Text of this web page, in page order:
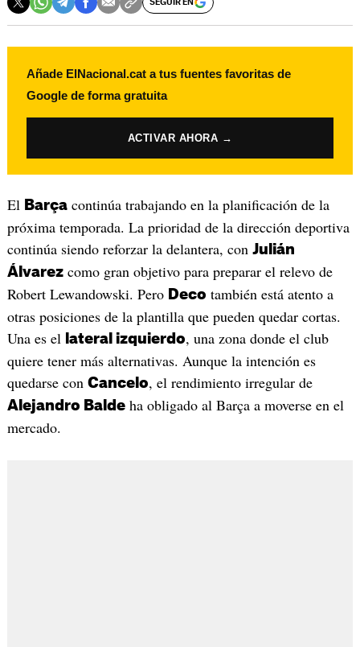
SEGUIR EN
Añade ElNacional.cat a tus fuentes favoritas de
Google de forma gratuita
ACTIVAR AHORA →
El Barçacontinúa trabajando en la planificación de la
próxima temporada. La prioridad de la dirección deportiva
continúa siendo reforzar la delantera, con Julián
Álvarezcomo gran objetivo para preparar el relevo de
Robert Lewandowski. Pero Deco también está atento a
otras posiciones de la plantilla que pueden quedar cortas.
Una es el lateral izquierdo, una zona donde el club
quiere tener más alternativas. Aunque la intención es
quedarse con Cancelo, el rendimiento irregular de
Alejandro Baldeha obligado al Barça a moverse en el
mercado.